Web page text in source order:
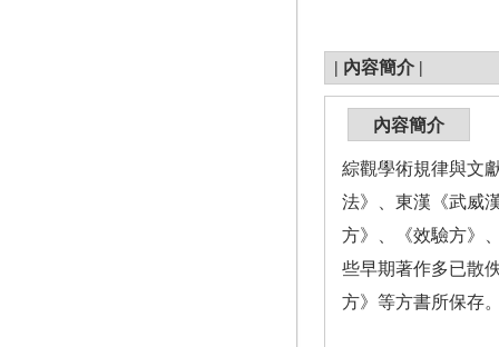
| 內容簡介 |
內容簡介
綜觀學術規律與文
法》、東漢《武威
方》、《效驗方》
些早期著作多已散
方》等方書所保存